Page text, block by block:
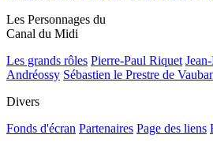
Les Personnages du
Canal du Midi
Les grands rôles Pierre-Paul Riquet
Andréossy Sébastien le Prestre de
Divers
Fonds d'écran Partenaires Page des liens